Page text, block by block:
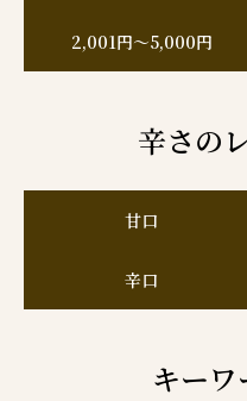
2,001円～5,000円
辛さの
甘口
辛口
キー